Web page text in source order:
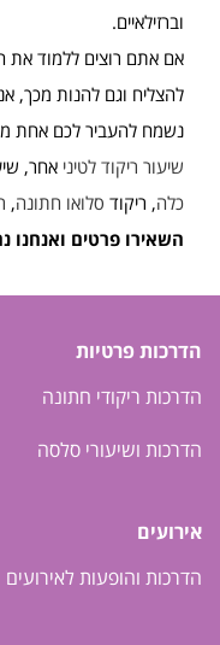
וברזילאיים.
אם אתם רוצים ללמוד את
להצליח וגם להנות מכך,
נשמח להעביר לכם אחת
שיעור ריקוד לטיני אחר,
כלה, ריקוד סלואו חתונה,
השאירו פרטים ואנחנו
הדרכות פרטיות
הדרכות ריקודי חתונה
הדרכות ושיעורי סלסה
אירועים
הדרכות והופעות לאירועים